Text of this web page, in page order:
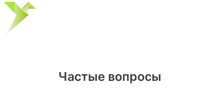
Частые вопросы